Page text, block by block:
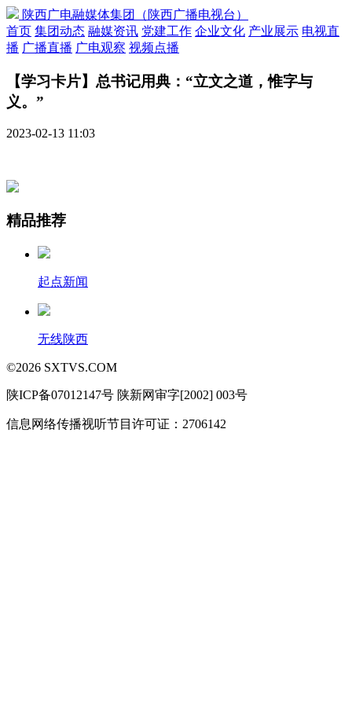
陕西广电融媒体集团（陕西广播电视台）
首页 集团动态 融媒资讯 党建工作 企业文化 产业展示 电视直
播 广播直播 广电观察 视频点播
【学习卡片】总书记用典：“立文之道，惟字与
义。”
2023-02-13 11:03
精品推荐
起点新闻
无线陕西
©2026 SXTVS.COM
陕ICP备07012147号 陕新网审字[2002] 003号
信息网络传播视听节目许可证：2706142